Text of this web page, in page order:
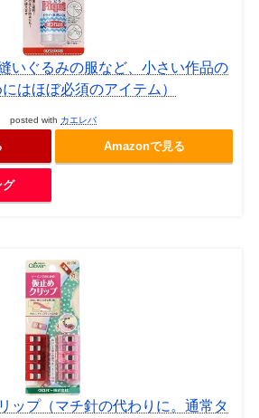
いぐるみの服など、小さい作品の
はほぼ必須のアイテム）
posted with カエレバ
Amazonで見る
グ
ップ（マチ針の代わりに。通常タ